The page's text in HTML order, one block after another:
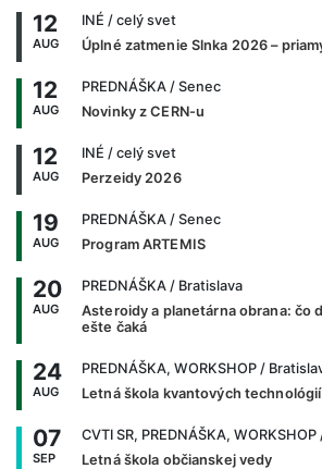
12
AUG
INÉ / celý svet
Úplné zatmenie Slnka 2026 –
12
AUG
PREDNÁŠKA / Senec
Novinky z CERN-u
12
AUG
INÉ / celý svet
Perzeidy 2026
19
AUG
PREDNÁŠKA / Senec
Program ARTEMIS
20
AUG
PREDNÁŠKA / Bratislava
Asteroidy a planetárna obrana: čo
ešte čaká
24
AUG
PREDNÁŠKA, WORKSHOP /
Letná škola kvantových
07
SEP
CVTI SR, PREDNÁŠKA, WORKSHOP
Letná škola občianskej vedy